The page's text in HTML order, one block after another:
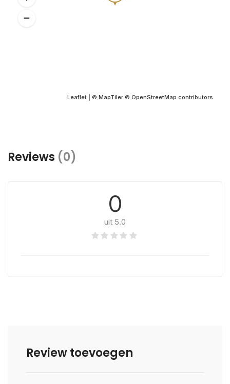
Leaflet © MapTiler © OpenStreetMap contributors
Reviews (0)
0
uit 5.0
Review toevoegen